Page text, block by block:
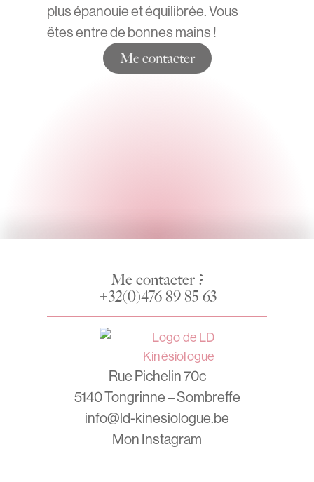
plus épanouie et équilibrée. Vous
êtes entre de bonnes mains !
Me contacter
Me contacter ?
+32(0)476 89 85 63
Rue Pichelin 70c
5140 Tongrinne – Sombreffe
info@ld-kinesiologue.be
Mon Instagram